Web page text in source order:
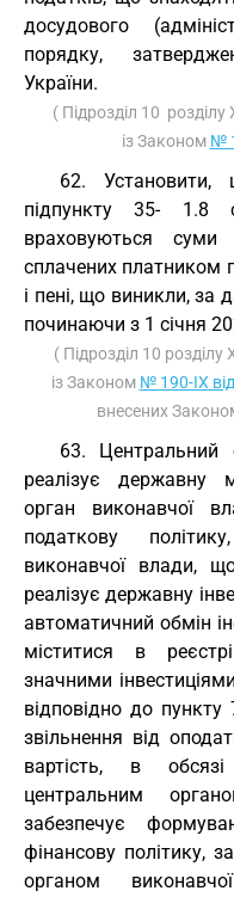
досудового
порядку,
України.
( Підрозділ 10
із Законом №
62. Установити,
підпункту 35- 1.8
враховуються
сплачених платником
і пені, що виникли,
починаючи з 1 січня
( Підрозділ 10
із Законом № 190-IX
внесених
63. Центральний
реалізує державну
орган виконавчої
податкову
виконавчої влади,
реалізує державну
автоматичний обмін
міститися в
значними
відповідно до пункту
звільнення від
вартість, в
центральним
забезпечує
фінансову політику,
органом